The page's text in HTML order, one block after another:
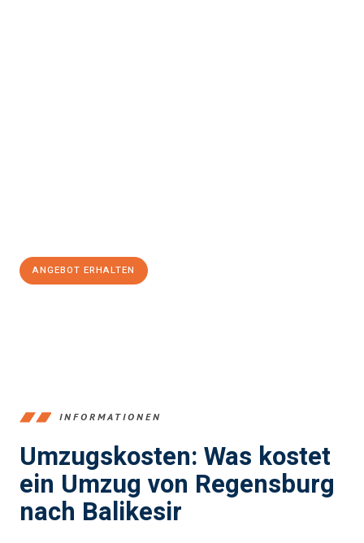
ANGEBOT ERHALTEN
INFORMATIONEN
Umzugskosten: Was kostet
ein Umzug von Regensburg
nach Balikesir